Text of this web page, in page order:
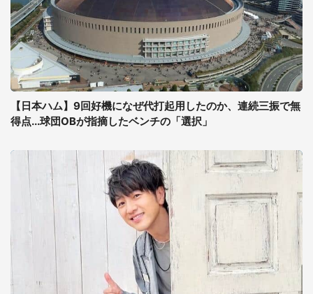
【日本ハム】9回好機になぜ代打起用したのか、連続三振で無
得点...球団OBが指摘したベンチの「選択」